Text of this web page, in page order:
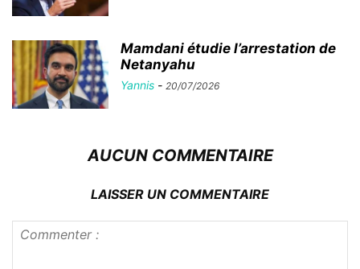
Mamdani étudie l’arrestation de
Netanyahu
Yannis - 20/07/2026
AUCUN COMMENTAIRE
LAISSER UN COMMENTAIRE